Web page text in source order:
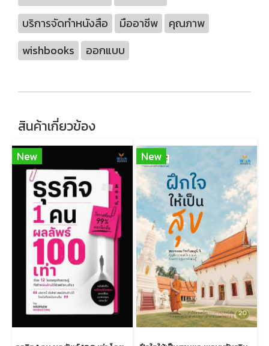
บริการจัดทำหนังสือ
มืออาชีพ
คุณภาพ
wishbooks
ออกแบบ
สินค้าเกี่ยวข้อง
New New